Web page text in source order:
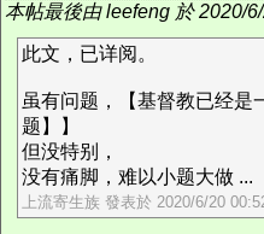
本帖最後由 leefeng 於 2020/
此文，已详阅。
虽有问题，【基督教已经是
题】】
但没特别，
没有痛脚，难以小题大做 ...
上流寄生族 發表於 2020/6/20